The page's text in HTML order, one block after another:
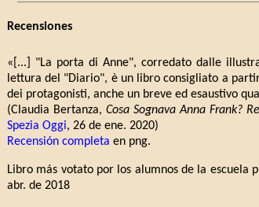
Recensiones
«[...] "La porta di Anne", corredato dalle
lettura del "Diario", è un libro consigliato a
dei protagonisti, anche un breve ed esaustivo
(Claudia Bertanza, Cosa Sognava Anna Frank?
Spezia Oggi, 26 de ene. 2020)
Recensión completa en png.
Libro más votato por los alumnos de la escuela
abr. de 2018